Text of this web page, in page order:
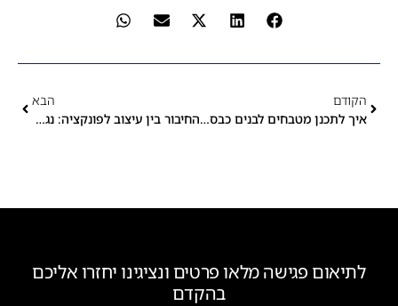
הקודם
איך לתכנן מטבחים לבנים כבסיס לעיצוב צבעוני
הבא
החיבור בין עיצוב לפונקציה: נגרות בהתאמה אישית כנשמה של הבית המודרני
לתיאום פגישה מלאו פרטים ונציגינו יחזרו אליכם
בהקדם